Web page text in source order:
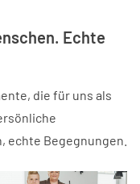
Echte
die für uns als
echte Begegnungen.